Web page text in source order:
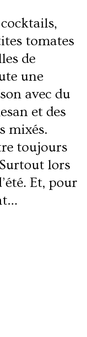
tomates
de
une
avec du
et des
mixés.
toujours
lors
Et, pour